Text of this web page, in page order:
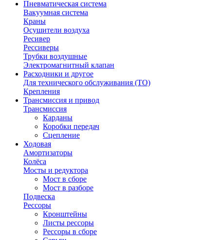
Пневматическая система
Вакуумная система
Краны
Осушители воздуха
Ресивер
Рессиверы
Трубки воздушные
Электромагнитный клапан
Расходники и другое
Для технического обслуживания (ТО)
Крепления
Трансмиссия и привод
Трансмиссия
Карданы
Коробки передач
Сцепление
Ходовая
Амортизаторы
Колёса
Мосты и редуктора
Мост в сборе
Мост в разборе
Подвеска
Рессоры
Кронштейны
Листы рессоры
Рессоры в сборе